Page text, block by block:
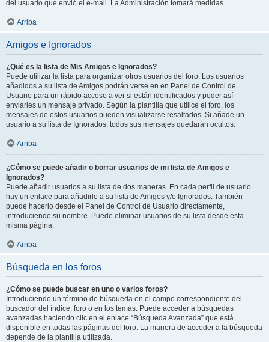
del usuario que envió el e-mail. La Administración tomará medidas.
Arriba
Amigos e Ignorados
¿Qué es la lista de Mis Amigos e Ignorados?
Puede utilizar la lista para organizar otros usuarios del foro. Los usuarios
añadidos a su lista de Amigos podrán verse en en Panel de Control de
Usuario para un rápido acceso a ver si están identificados y poder así
enviarles un mensaje privado. Según la plantilla que utilice el foro, los
mensajes de estos usuarios pueden visualizarse resaltados. Si añade un
usuario a su lista de Ignorados, todos sus mensajes quedarán ocultos.
Arriba
¿Cómo se puede añadir o borrar usuarios de mi lista de Amigos e
Ignorados?
Puede añadir usuarios a su lista de dos maneras. En cada perfil de usuario
hay un enlace para añadirlo a su lista de Amigos y/o Ignorados. También
puede hacerlo desde el Panel de Control de Usuario directamente,
introduciendo su nombre. Puede eliminar usuarios de su lista desde esta
misma página.
Arriba
Búsqueda en los foros
¿Cómo se puede buscar en uno o varios foros?
Introduciendo un término de búsqueda en el campo correspondiente del
buscador del índice, foro o en los temas. Puede acceder a búsquedas
avanzadas haciendo clic en el enlace “Búsqueda Avanzada” que está
disponible en todas las páginas del foro. La manera de acceder a la búsqueda
depende de la plantilla utilizada.